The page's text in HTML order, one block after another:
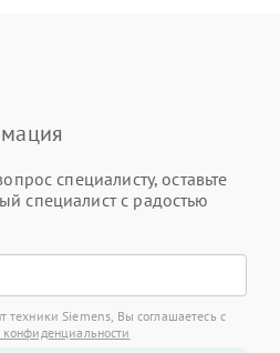
специалисту, оставьте
специалист с радостью
техники Siemens, Вы соглашаетесь с